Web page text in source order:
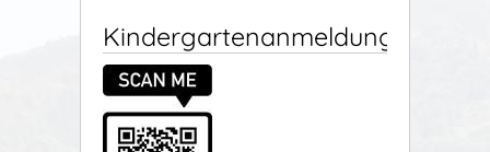
Kindergartenanmeldung